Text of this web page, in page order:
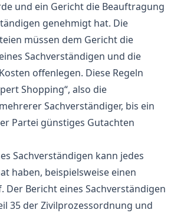
und ein Gericht die Beauftragung
genehmigt hat. Die
müssen dem Gericht die
Sachverständigen und die
offenlegen. Diese Regeln
Shopping“, also die
Sachverständiger, bis ein
Partei günstiges Gutachten
Sachverständigen kann jedes
haben, beispielsweise einen
Der Bericht eines Sachverständigen
35 der Zivilprozessordnung und